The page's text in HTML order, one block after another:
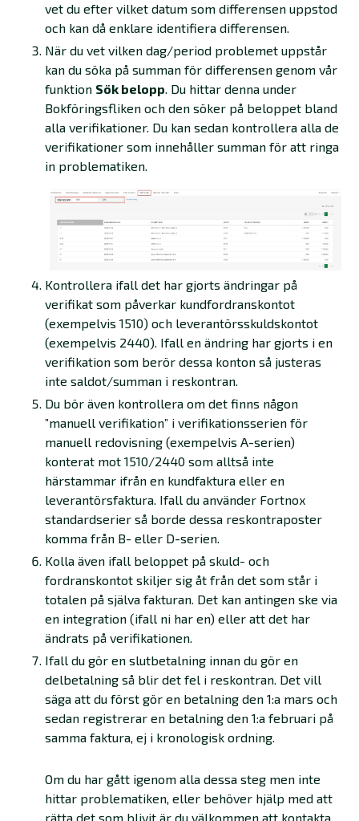
vet du efter vilket datum som differensen uppstod
och kan då enklare identifiera differensen.
När du vet vilken dag/period problemet uppstår
kan du söka på summan för differensen genom vår
funktion Sök belopp. Du hittar denna under
Bokföringsfliken och den söker på beloppet bland
alla verifikationer. Du kan sedan kontrollera alla de
verifikationer som innehåller summan för att ringa
in problematiken.
Kontrollera ifall det har gjorts ändringar på
verifikat som påverkar kundfordranskontot
(exempelvis 1510) och leverantörsskuldskontot
(exempelvis 2440). Ifall en ändring har gjorts i en
verifikation som berör dessa konton så justeras
inte saldot/summan i reskontran.
Du bör även kontrollera om det finns någon
”manuell verifikation” i verifikationsserien för
manuell redovisning (exempelvis A-serien)
konterat mot 1510/2440 som alltså inte
härstammar ifrån en kundfaktura eller en
leverantörsfaktura. Ifall du använder Fortnox
standardserier så borde dessa reskontraposter
komma från B- eller D-serien.
Kolla även ifall beloppet på skuld- och
fordranskontot skiljer sig åt från det som står i
totalen på själva fakturan. Det kan antingen ske via
en integration (ifall ni har en) eller att det har
ändrats på verifikationen.
Ifall du gör en slutbetalning innan du gör en
delbetalning så blir det fel i reskontran. Det vill
säga att du först gör en betalning den 1:a mars och
sedan registrerar en betalning den 1:a februari på
samma faktura, ej i kronologisk ordning.
Om du har gått igenom alla dessa steg men inte
hittar problematiken, eller behöver hjälp med att
rätta det som blivit är du välkommen att kontakta